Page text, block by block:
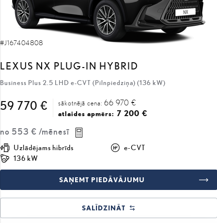
#J167404808
LEXUS NX PLUG-IN HYBRID
Business Plus 2.5 LHD e-CVT (Pilnpiedziņa) (136 kW)
59 770 € sākotnējā cena: 66 970 €
atlaides apmērs: 7 200 €
no 553 € /mēnesī
Uzlādējams hibrīds
e-CVT
136 kW
SAŅEMT PIEDĀVĀJUMU
SALĪDZINĀT